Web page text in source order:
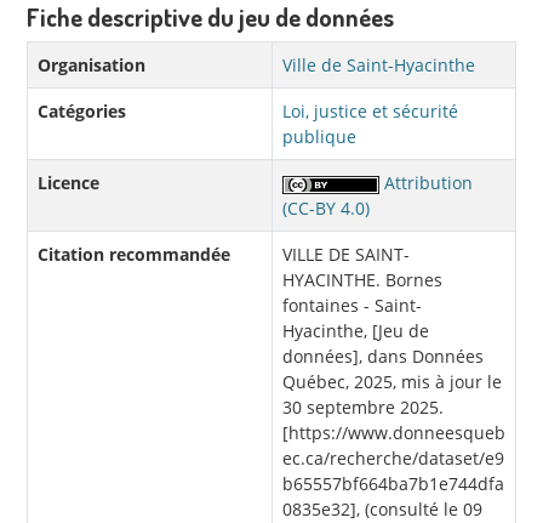
Fiche descriptive du jeu de données
Organisation
Ville de Saint-Hyacinthe
Catégories
Loi, justice et sécurité
publique
Licence
Attribution
(CC-BY 4.0)
Citation recommandée
VILLE DE SAINT-
HYACINTHE. Bornes
fontaines - Saint-
Hyacinthe, [Jeu de
données], dans Données
Québec, 2025, mis à jour le
30 septembre 2025.
[https://www.donneesqueb
ec.ca/recherche/dataset/e9
b65557bf664ba7b1e744dfa
0835e32], (consulté le 09